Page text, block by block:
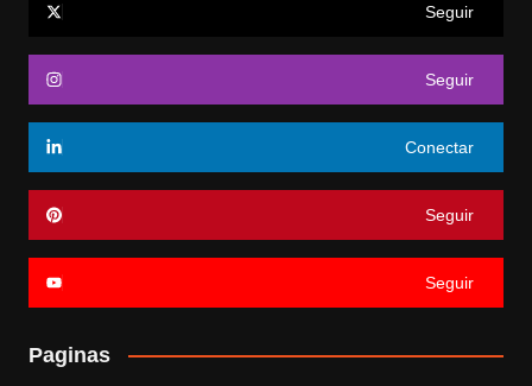
Seguir
Seguir
Conectar
Seguir
Seguir
Paginas